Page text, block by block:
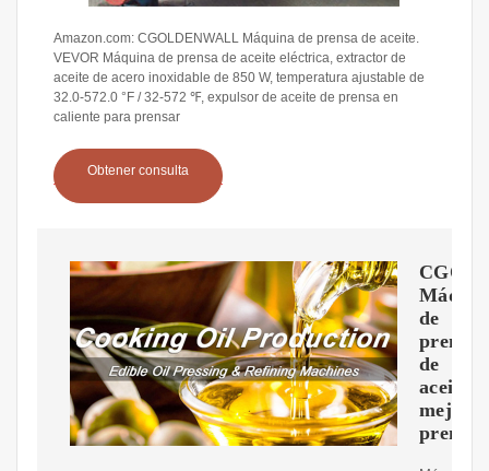
Amazon.com: CGOLDENWALL Máquina de prensa de aceite.
VEVOR Máquina de prensa de aceite eléctrica, extractor de
aceite de acero inoxidable de 850 W, temperatura ajustable de
32.0-572.0 °F / 32-572 ℉, expulsor de aceite de prensa en
caliente para prensar
Obtener consulta
de
prensa
de
aceite
prensa